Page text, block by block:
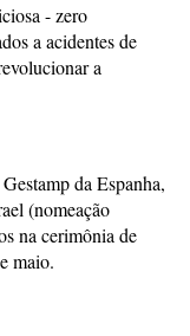
- zero
a acidentes de
a
da Espanha,
(nomeação
na cerimônia de
maio.